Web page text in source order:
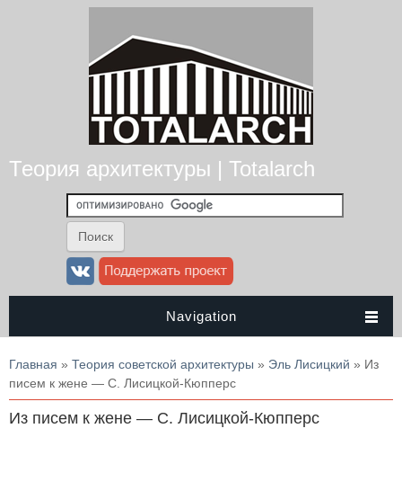
Теория архитектуры | Totalarch
Navigation
Вы здесь
Главная » Теория советской архитектуры » Эль Лисицкий » Из
писем к жене — С. Лисицкой-Кюпперс
Из писем к жене — С. Лисицкой-Кюпперс